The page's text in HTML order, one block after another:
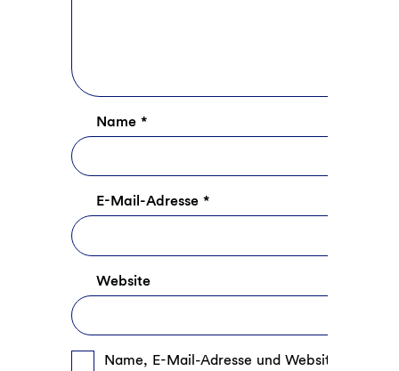
Name *
E-Mail-Adresse *
Website
Name, E-Mail-Adresse und Website in